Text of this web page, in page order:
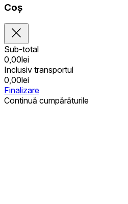
Coș
Sub-total
0,00lei
Inclusiv transportul
0,00lei
Finalizare
Continuă cumpărăturile